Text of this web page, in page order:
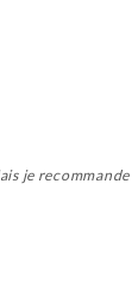
je recommande